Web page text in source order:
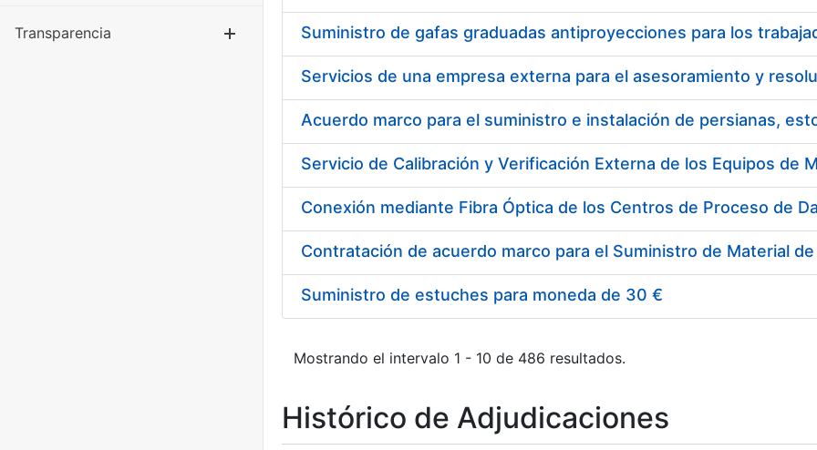
Transparencia Mostrar/Ocultar
Acuerdo marco para el suministro e instalación de persianas,
Suministro de estuches para moneda de 30 €
Mostrando el intervalo 1 - 10 de 486 resultados.
Histórico de Adjudicaciones